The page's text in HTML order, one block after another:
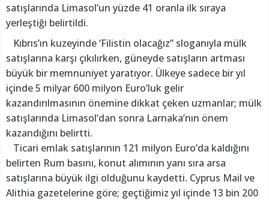
satışlarında Limasol’un yüzde 41 oranla ilk sıraya
yerleştiği belirtildi.
Kıbrıs’ın kuzeyinde ‘Filistin olacağız” sloganıyla mülk
satışlarına karşı çıkılırken, güneyde satışların artması
büyük bir memnuniyet yaratıyor. Ülkeye sadece bir yıl
içinde 5 milyar 600 milyon Euro’luk gelir
kazandırılmasının önemine dikkat çeken uzmanlar; mülk
satışlarında Limasol’dan sonra Larnaka’nın önem
kazandığını belirtti.
Ticari emlak satışlarının 121 milyon Euro’da kaldığını
belirten Rum basını, konut alımının yanı sıra arsa
satışlarına büyük ilgi olduğunu kaydetti. Cyprus Mail ve
Alithia gazetelerine göre; geçtiğimiz yıl içinde 13 bin 200